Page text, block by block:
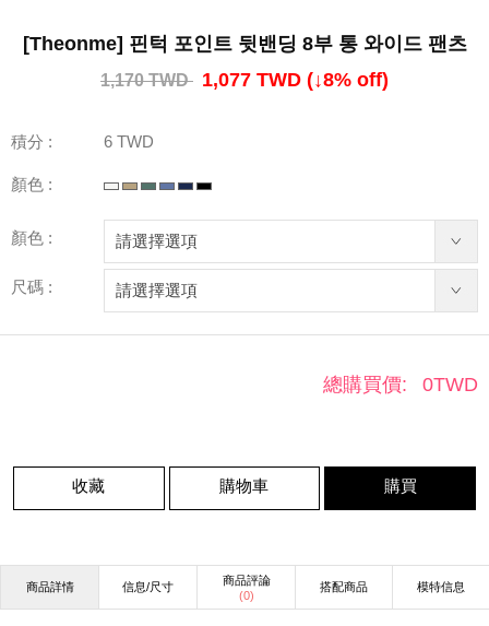
[Theonme] 핀턱 포인트 뒷밴딩 8부 통 와이드 팬츠
1,170 TWD 1,077 TWD (↓8% off)
積分 : 6 TWD
顏色 :
顏色 :
尺碼 :
總購買價: 0TWD
收藏 購物車 購買
商品詳情 信息/尺寸
商品評論
(0)
搭配商品 模特信息